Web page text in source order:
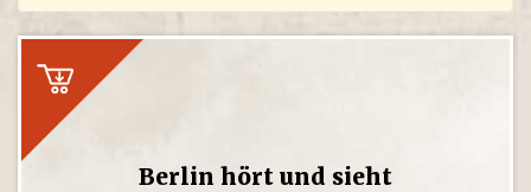
Berlin hört und sieht